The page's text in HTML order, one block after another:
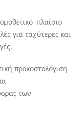
πλαίσιο
για ταχύτερες και
προκοστολόγιση
των